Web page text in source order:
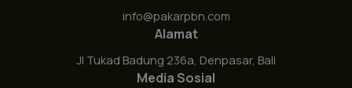
info@pakarpbn.com
Alamat
Jl Tukad Badung 236a, Denpasar, Bali
Media Sosial